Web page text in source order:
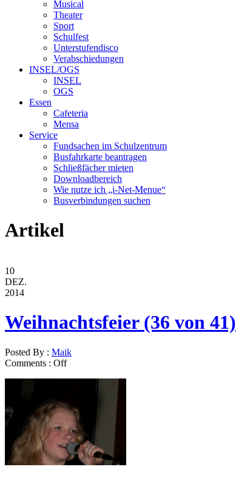
Musical
Theater
Sport
Schulfest
Unterstufendisco
Verabschiedungen
INSEL/OGS
INSEL
OGS
Essen
Cafeteria
Mensa
Service
Fundsachen im Schulzentrum
Busfahrkarte beantragen
Schließfächer mieten
Downloadbereich
Wie nutze ich „i-Net-Menue“
Busverbindungen suchen
Artikel
10
DEZ.
2014
Weihnachtsfeier (36 von 41)
Posted By : Maik
Comments : Off